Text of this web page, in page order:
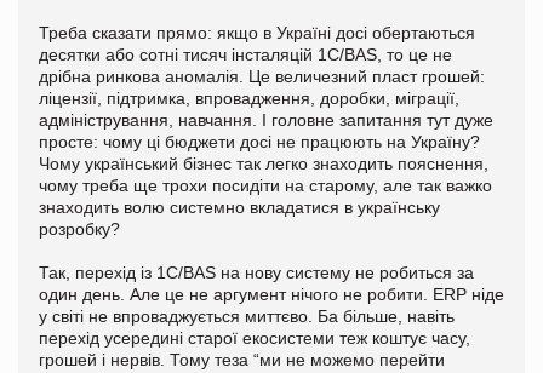
Треба сказати прямо: якщо в Україні досі обертаються
десятки або сотні тисяч інсталяцій 1С/BAS, то це не
дрібна ринкова аномалія. Це величезний пласт грошей:
ліцензії, підтримка, впровадження, доробки, міграції,
адміністрування, навчання. І головне запитання тут дуже
просте: чому ці бюджети досі не працюють на Україну?
Чому український бізнес так легко знаходить пояснення,
чому треба ще трохи посидіти на старому, але так важко
знаходить волю системно вкладатися в українську
розробку?
Так, перехід із 1С/BAS на нову систему не робиться за
один день. Але це не аргумент нічого не робити. ERP ніде
у світі не впроваджується миттєво. Ба більше, навіть
перехід усередині старої екосистеми теж коштує часу,
грошей і нервів. Тому теза “ми не можемо перейти